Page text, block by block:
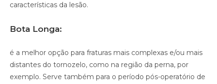
características da lesão.
Bota Longa:
é a melhor opção para fraturas mais complexas e/ou mais
distantes do tornozelo, como na região da perna, por
exemplo. Serve também para o período pós-operatório de